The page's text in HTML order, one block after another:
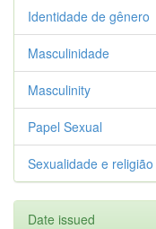
Identidade de gênero
Masculinidade
Masculinity
Papel Sexual
Sexualidade e religião
Date issued